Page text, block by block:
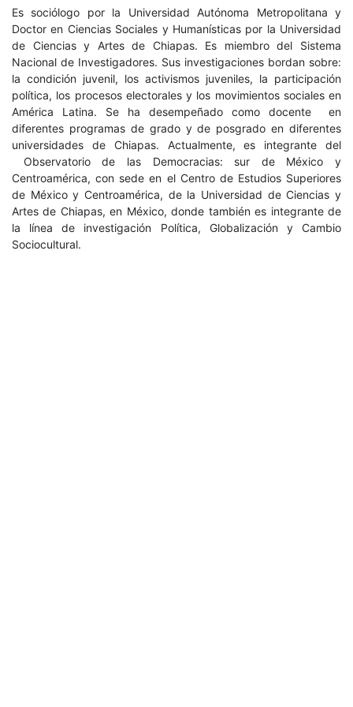
Es sociólogo por la Universidad Autónoma Metropolitana y
Doctor en Ciencias Sociales y Humanísticas por la Universidad
de Ciencias y Artes de Chiapas. Es miembro del Sistema
Nacional de Investigadores. Sus investigaciones bordan sobre:
la condición juvenil, los activismos juveniles, la participación
política, los procesos electorales y los movimientos sociales en
América Latina. Se ha desempeñado como docente en
diferentes programas de grado y de posgrado en diferentes
universidades de Chiapas. Actualmente, es integrante del
Observatorio de las Democracias: sur de México y
Centroamérica, con sede en el Centro de Estudios Superiores
de México y Centroamérica, de la Universidad de Ciencias y
Artes de Chiapas, en México, donde también es integrante de
la línea de investigación Política, Globalización y Cambio
Sociocultural.